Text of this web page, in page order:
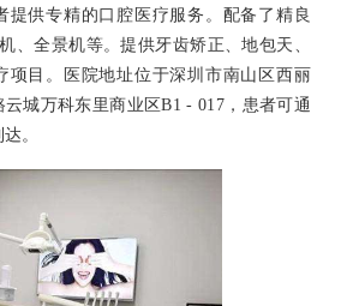
提供专精的口腔医疗服务。配备了精良
、全景机等。提供牙齿矫正、地包天、
项目。医院地址位于深圳市南山区西丽
城万科东里商业区B1 - 017，患者可通
。